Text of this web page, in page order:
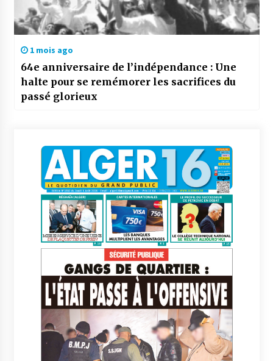
1 mois ago
64e anniversaire de l’indépendance : Une
halte pour se remémorer les sacrifices du
passé glorieux